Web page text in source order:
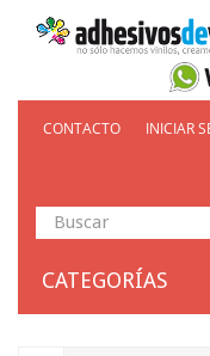
CONTACTO INICIAR
CATEGORÍAS